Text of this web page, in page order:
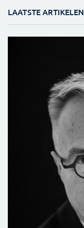
LAATSTE ARTIKELEN